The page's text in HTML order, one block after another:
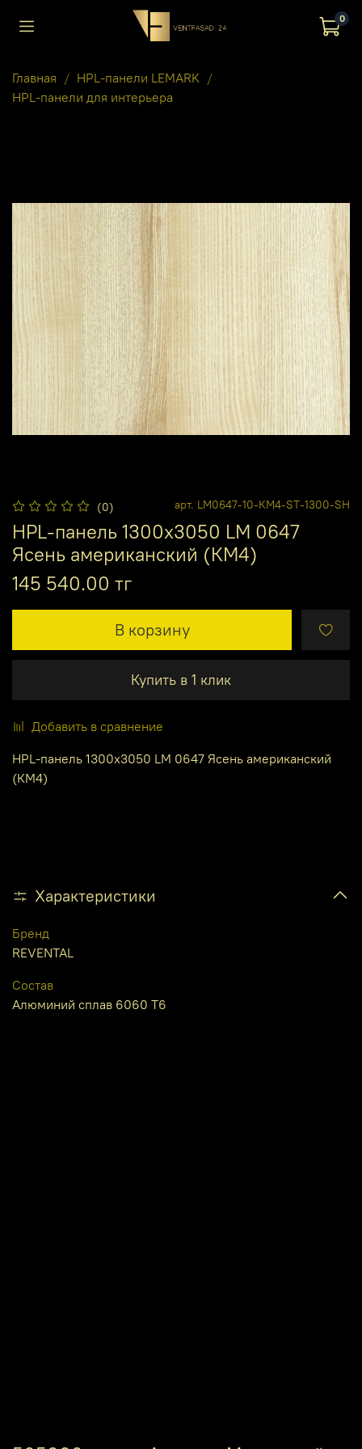
0
Главная
HPL-панели LEMARK
HPL-панели для интерьера
(0) арт. LM0647-10-КМ4-ST-1300-SH
HPL-панель 1300х3050 LM 0647
Ясень американский (КМ4)
145 540.00 тг
В корзину
Купить в 1 клик
Добавить в сравнение
HPL-панель 1300х3050 LM 0647 Ясень американский
(КМ4)
Характеристики
Бренд
REVENTAL
Состав
Алюминий сплав 6060 Т6